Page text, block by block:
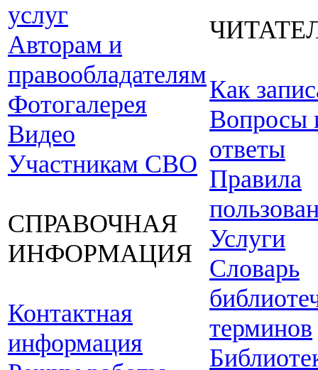
услуг
Авторам и
правообладателям
Фотогалерея
Видео
Участникам СВО
СПРАВОЧНАЯ
ИНФОРМАЦИЯ
Контактная
информация
Как
Вопросы
ответы
Правила
Услуги
Словарь
терминов